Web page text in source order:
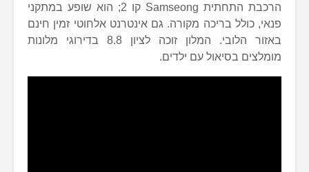
הרכבת התחתית Samseong קו 2; הוא שופע במתקני
פנאי, כולל בריכה מקורה. גם אינטרנט אלחוטי זמין חינם
באזור הלובי. המלון זוכה לציון 8.8 בדירוגי מלונות
מומלצים בסיאול עם ילדים.